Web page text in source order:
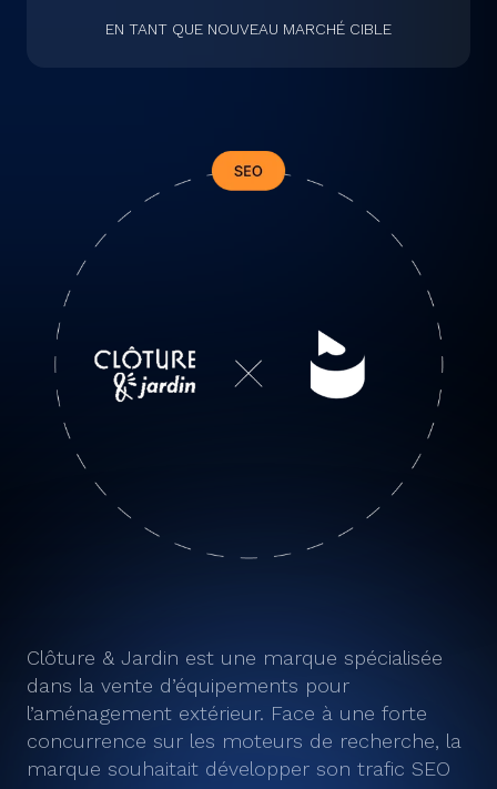
EN TANT QUE NOUVEAU MARCHÉ CIBLE
Clôture & Jardin est une marque spécialisée
dans la vente d’équipements pour
l’aménagement extérieur. Face à une forte
concurrence sur les moteurs de recherche, la
marque souhaitait développer son trafic SEO